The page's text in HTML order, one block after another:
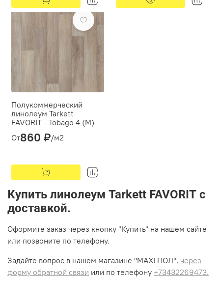
0.3
0.3
Полукоммерческий
линолеум Tarkett
FAVORIT - Tobago 4 (М)
Толщина(мм):3,3
Толщина рабочего слоя
0.3
От860 ₽/м2
Купить линолеум Tarkett FAVORIT с
доставкой.
Оформите заказ через кнопку "Купить" на нашем сайте
или позвоните по телефону.
Задайте вопрос в нашем магазине "MAXI ПОЛ", через
форму обратной связи или по телефону +73432269473.